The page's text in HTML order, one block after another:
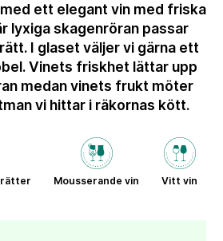
ett elegant vin med friska
lyxiga skagenröran passar
I glaset väljer vi gärna ett
Vinets friskhet lättar upp
medan vinets frukt möter
vi hittar i räkornas kött.
Mousserande vin Vitt vin